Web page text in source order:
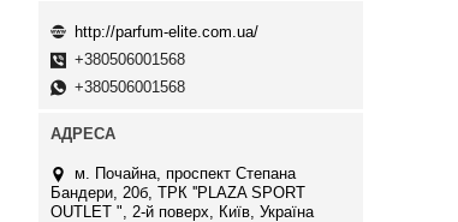
http://parfum-elite.com.ua/
+380506001568
+380506001568
м. Почайна, проспект Степана
Бандери, 20б, ТРК ''PLAZA SPORT
OUTLET ", 2-й поверх, Київ, Україна